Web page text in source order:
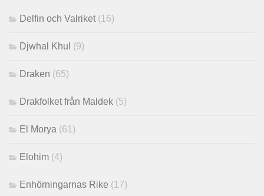
Delfin och Valriket (16)
Djwhal Khul (9)
Draken (65)
Drakfolket från Maldek (5)
El Morya (61)
Elohim (4)
Enhörningarnas Rike (17)